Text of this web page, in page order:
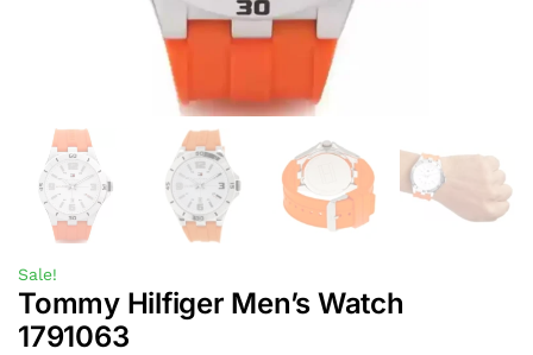
Sale!
Tommy Hilfiger Men’s Watch
1791063